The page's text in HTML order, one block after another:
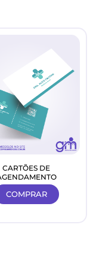
CARTÕES DE
COMPRAR